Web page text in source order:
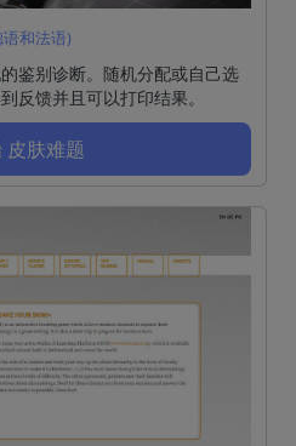
和法语)
鉴别诊断。随机分配或自己选
反馈并且可以打印结果。
皮肤难题